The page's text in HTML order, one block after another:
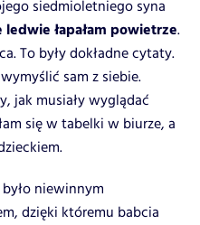
siedmioletniego syna
ledwie łapałam powietrze.
To były dokładne cytaty.
sam z siebie.
jak musiały wyglądać
się w tabelki w biurze, a
niewinnym
dzięki któremu babcia